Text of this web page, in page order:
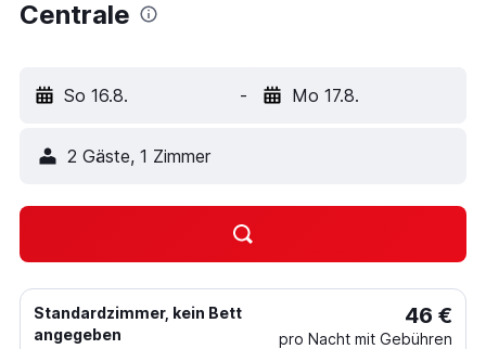
Centrale
So 16.8. - Mo 17.8.
2 Gäste, 1 Zimmer
Standardzimmer, kein Bett
angegeben
46 €
pro Nacht mit Gebühren